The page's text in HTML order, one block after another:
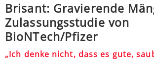
Brisant: Gravierende
Zulassungsstudie von
BioNTech/Pfizer
„Ich denke nicht, dass es gute,